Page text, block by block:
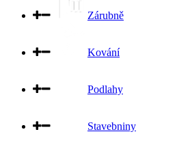
Zárubně
Kování
Podlahy
Stavebniny